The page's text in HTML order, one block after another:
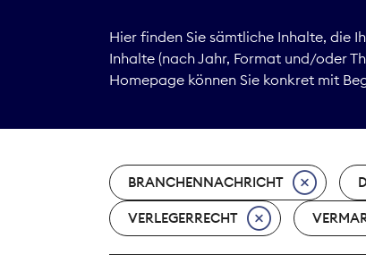
Service
Hier finden Sie sämtliche Inhalte, die
Inhalte (nach Jahr, Format und/oder
Homepage können Sie konkret mit
BRANCHENNACHRICHT
VERLEGERRECHT